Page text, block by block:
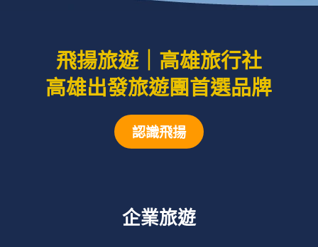
飛揚旅遊｜高雄旅行社
高雄出發旅遊團首選品牌
認識飛揚
企業旅遊